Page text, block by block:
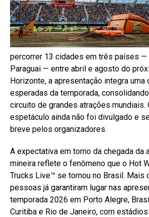
percorrer 13 cidades em três países —
Paraguai — entre abril e agosto do
Horizonte, a apresentação integra uma
esperadas da temporada,
circuito de grandes atrações mundiais.
espetáculo ainda não foi divulgado e
breve pelos organizadores.
A expectativa em torno da chegada da
mineira reflete o fenômeno que o Hot
Trucks Live™ se tornou no Brasil. Mais
pessoas já garantiram lugar nas
temporada 2026 em Porto Alegre,
Curitiba e Rio de Janeiro, com